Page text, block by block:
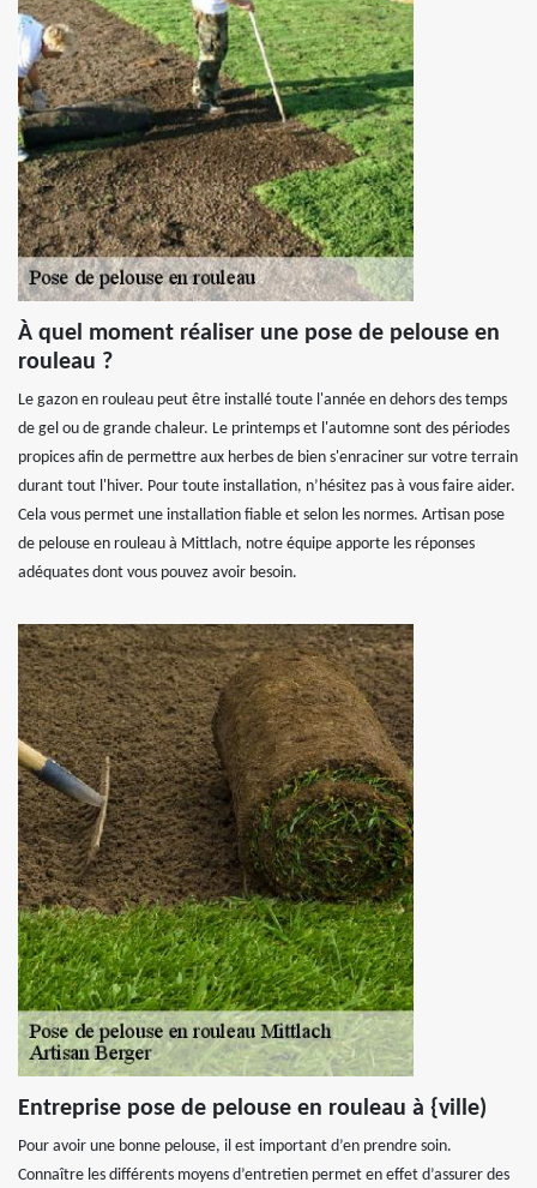
À quel moment réaliser une pose de pelouse en
rouleau ?
Le gazon en rouleau peut être installé toute l'année en dehors des temps
de gel ou de grande chaleur. Le printemps et l'automne sont des périodes
propices afin de permettre aux herbes de bien s'enraciner sur votre terrain
durant tout l'hiver. Pour toute installation, n’hésitez pas à vous faire aider.
Cela vous permet une installation fiable et selon les normes. Artisan pose
de pelouse en rouleau à Mittlach, notre équipe apporte les réponses
adéquates dont vous pouvez avoir besoin.
Entreprise pose de pelouse en rouleau à {ville)
Pour avoir une bonne pelouse, il est important d’en prendre soin.
Connaître les différents moyens d’entretien permet en effet d’assurer des